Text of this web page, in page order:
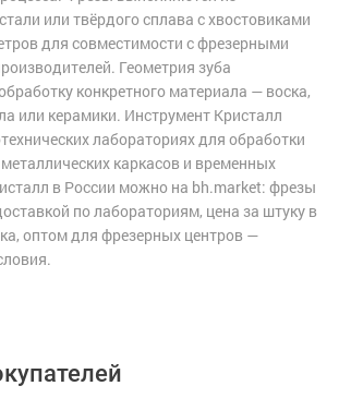
или твёрдого сплава с хвостовиками
для совместимости с фрезерными
Геометрия зуба
конкретного материала — воска,
или керамики. Инструмент Кристалл
лабораториях для обработки
каркасов и временных
в России можно на bh.market: фрезы
по лабораториям, цена за штуку в
оптом для фрезерных центров —